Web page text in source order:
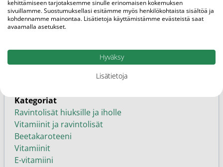
EAN
6430050001964
Vapaakaupan tuote
Kategoriat
Ravintolisät hiuksille ja iholle
Vitamiinit ja ravintolisät
Beetakaroteeni
Vitamiinit
E-vitamiini
kehittämiseen tarjotaksemme sinulle erinomaisen kokemuksen
sivuillamme. Suostumuksellasi esitämme myös henkilökohtaista sisältöä ja
kohdennamme mainontaa. Lisätietoja käyttämistämme evästeistä saat
avaamalla asetukset.
Hyväksy
Lisätietoja